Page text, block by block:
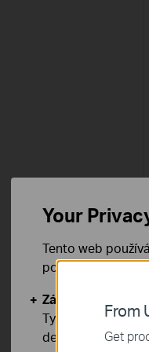
From
Get
Your
Tento web
používáním
Základní cookies
Tyto cookies jsou
deaktivovat.